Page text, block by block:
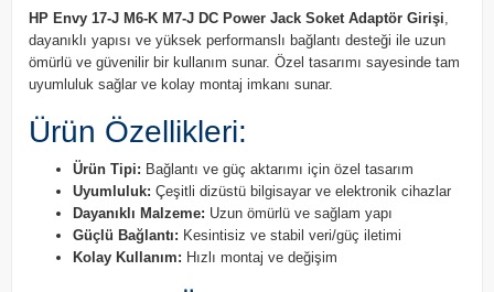
HP Envy 17-J M6-K M7-J DC Power Jack Soket Adaptör Girişi,
dayanıklı yapısı ve yüksek performanslı bağlantı desteği ile uzun
ömürlü ve güvenilir bir kullanım sunar. Özel tasarımı sayesinde tam
uyumluluk sağlar ve kolay montaj imkanı sunar.
Ürün Özellikleri:
Ürün Tipi: Bağlantı ve güç aktarımı için özel tasarım
Uyumluluk: Çeşitli dizüstü bilgisayar ve elektronik cihazlar
Dayanıklı Malzeme: Uzun ömürlü ve sağlam yapı
Güçlü Bağlantı: Kesintisiz ve stabil veri/güç iletimi
Kolay Kullanım: Hızlı montaj ve değişim